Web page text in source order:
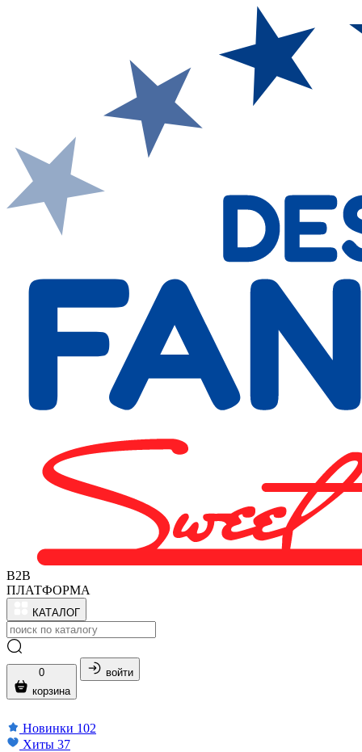
B2B
ПЛАТФОРМА
КАТАЛОГ
0
корзина
войти
Новинки 102
Хиты 37